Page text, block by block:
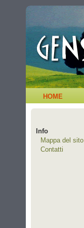
HOME
Info
Mappa del sito
Contatti